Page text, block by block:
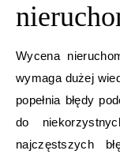
Wycena
wymaga dużej
popełnia błędy
do
najczęstszych